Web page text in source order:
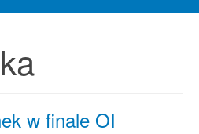
w finale OI